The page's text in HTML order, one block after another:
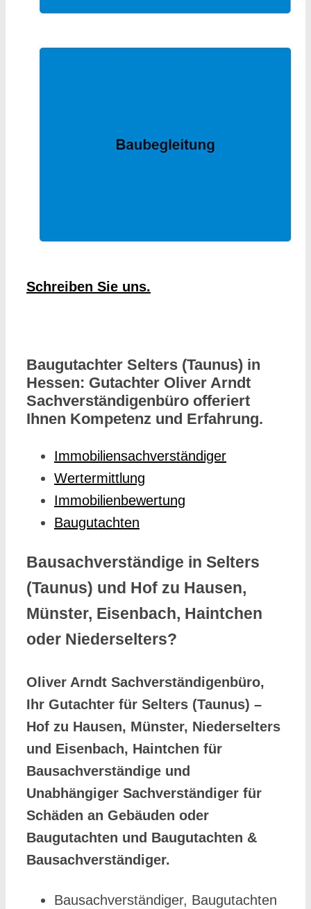
Schreiben Sie uns.
Baugutachter Selters (Taunus) in
Hessen: Gutachter Oliver Arndt
Sachverständigenbüro offeriert
Ihnen Kompetenz und Erfahrung.
Immobiliensachverständiger
Wertermittlung
Immobilienbewertung
Baugutachten
Bausachverständige in Selters
(Taunus) und Hof zu Hausen,
Münster, Eisenbach, Haintchen
oder Niederselters?
Oliver Arndt Sachverständigenbüro,
Ihr Gutachter für Selters (Taunus) –
Hof zu Hausen, Münster, Niederselters
und Eisenbach, Haintchen für
Bausachverständige und
Unabhängiger Sachverständiger für
Schäden an Gebäuden oder
Baugutachten und Baugutachten &
Bausachverständiger.
Bausachverständiger, Baugutachten